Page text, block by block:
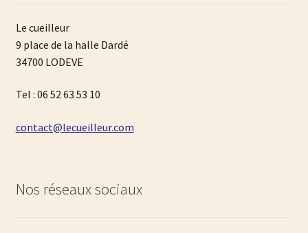
Le cueilleur
9 place de la halle Dardé
34700 LODEVE
Tel : 06 52 63 53 10
contact@lecueilleur.com
Nos réseaux sociaux